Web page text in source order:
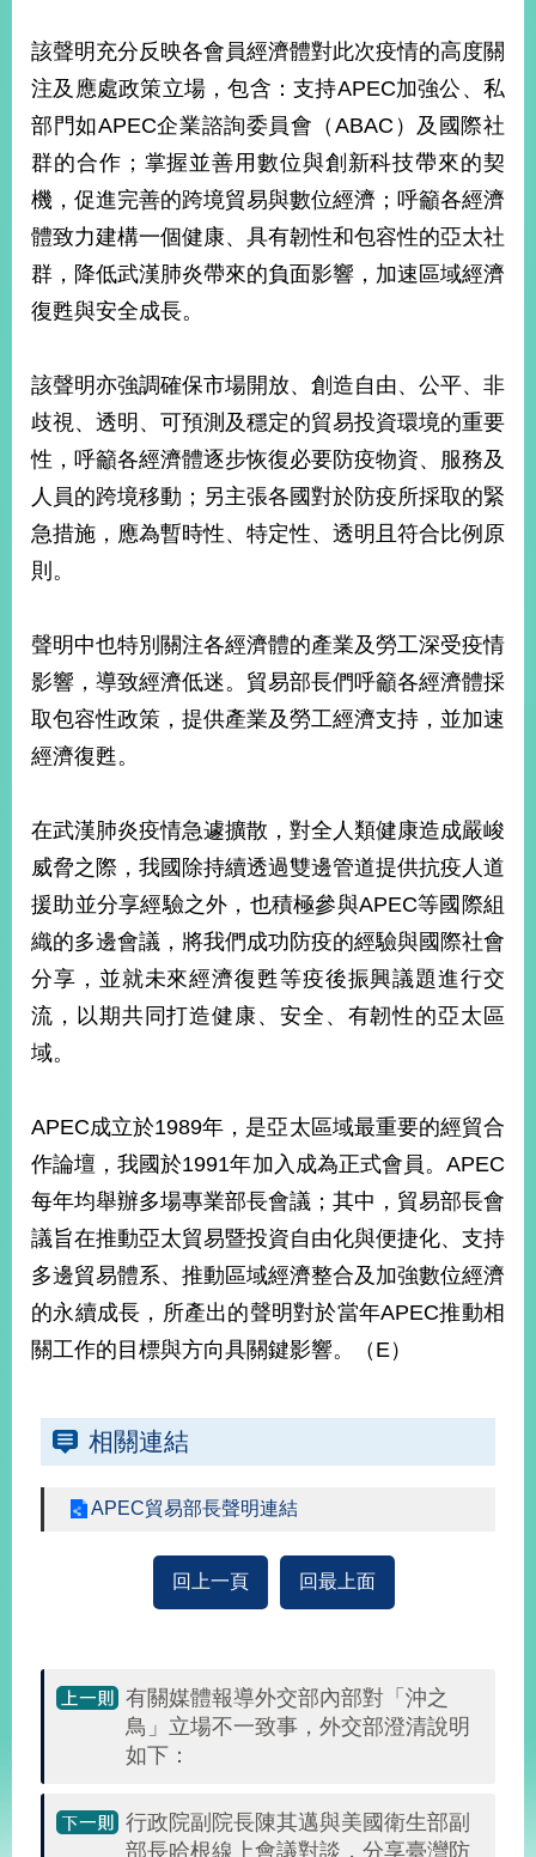
回
頁
網
站
導
覽
關
於
本
部
新
心
外
交
資
訊
國
地
國
際
傳
政
府
資
訊
公
開
為
民
本
部
相
關
網
站
信
箱
專
頁
(原推特)
府
網
料
放
該聲明充分反映各會員經濟體對此次疫情的高度關
注及應處政策立場，包含：支持APEC加強公、私
部門如APEC企業諮詢委員會（ABAC）及國際社
群的合作；掌握並善用數位與創新科技帶來的契
機，促進完善的跨境貿易與數位經濟；呼籲各經濟
體致力建構一個健康、具有韌性和包容性的亞太社
群，降低武漢肺炎帶來的負面影響，加速區域經濟
復甦與安全成長。
該聲明亦強調確保市場開放、創造自由、公平、非
歧視、透明、可預測及穩定的貿易投資環境的重要
性，呼籲各經濟體逐步恢復必要防疫物資、服務及
人員的跨境移動；另主張各國對於防疫所採取的緊
急措施，應為暫時性、特定性、透明且符合比例原
則。
聲明中也特別關注各經濟體的產業及勞工深受疫情
影響，導致經濟低迷。貿易部長們呼籲各經濟體採
取包容性政策，提供產業及勞工經濟支持，並加速
經濟復甦。
在武漢肺炎疫情急遽擴散，對全人類健康造成嚴峻
威脅之際，我國除持續透過雙邊管道提供抗疫人道
援助並分享經驗之外，也積極參與APEC等國際組
織的多邊會議，將我們成功防疫的經驗與國際社會
分享，並就未來經濟復甦等疫後振興議題進行交
流，以期共同打造健康、安全、有韌性的亞太區
域。
APEC成立於1989年，是亞太區域最重要的經貿合
作論壇，我國於1991年加入成為正式會員。APEC
每年均舉辦多場專業部長會議；其中，貿易部長會
議旨在推動亞太貿易暨投資自由化與便捷化、支持
多邊貿易體系、推動區域經濟整合及加強數位經濟
的永續成長，所產出的聲明對於當年APEC推動相
關工作的目標與方向具關鍵影響。（E）
相關連結
APEC貿易部長聲明連結
回上一頁 回最上面
有關媒體報導外交部內部對「沖之
鳥」立場不一致事，外交部澄清說明
如下：
行政院副院長陳其邁與美國衛生部副
部長哈根線上會議對談，分享臺灣防